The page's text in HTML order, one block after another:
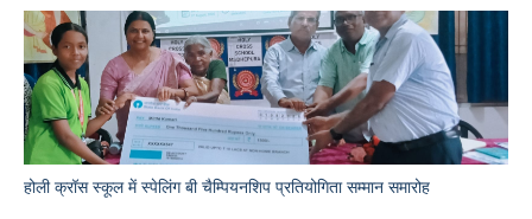
होली क्रॉस स्कूल में स्पेलिंग बी चैम्पियनशिप प्रतियोगिता सम्मान समारोह